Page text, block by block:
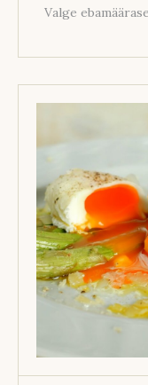
Valge